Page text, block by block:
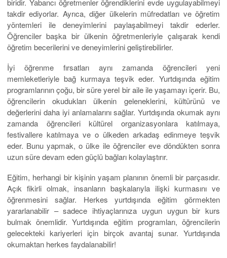
takdir ediyorlar. Ayrıca, diğer ülkelerin müfredatları ve öğretim
yöntemleri ile deneyimlerini paylaşabilmeyi takdir ederler.
Öğrenciler başka bir ülkenin öğretmenleriyle çalışarak kendi
öğretim becerilerini ve deneyimlerini geliştirebilirler.
İyi öğrenme fırsatları aynı zamanda öğrencileri yeni
memleketleriyle bağ kurmaya teşvik eder. Yurtdışında eğitim
programlarının çoğu, bir süre yerel bir aile ile yaşamayı içerir. Bu,
öğrencilerin okudukları ülkenin geleneklerini, kültürünü ve
değerlerini daha iyi anlamalarını sağlar. Yurtdışında okumak aynı
zamanda öğrencileri kültürel organizasyonlara katılmaya,
festivallere katılmaya ve o ülkeden arkadaş edinmeye teşvik
eder. Bunu yapmak, o ülke ile öğrenciler eve döndükten sonra
uzun süre devam eden güçlü bağları kolaylaştırır.
Eğitim, herhangi bir kişinin yaşam planının önemli bir parçasıdır.
Açık fikirli olmak, insanların başkalarıyla ilişki kurmasını ve
öğrenmesini sağlar. Herkes yurtdışında eğitim görmekten
yararlanabilir – sadece ihtiyaçlarınıza uygun uygun bir kurs
bulmak önemlidir. Yurtdışında eğitim programları, öğrencilerin
gelecekteki kariyerleri için birçok avantaj sunar. Yurtdışında
okumaktan herkes faydalanabilir!